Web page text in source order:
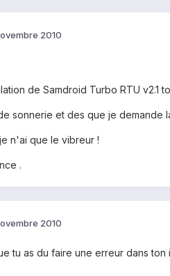
2010
de Samdroid Turbo RTU v2.1
sonnerie et des que je demande
n'ai que le vibreur !
.
2010
tu as du faire une erreur dans ton